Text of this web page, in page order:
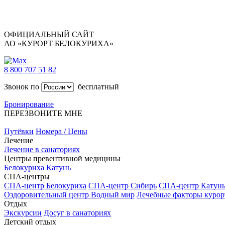
ОФИЦИАЛЬНЫЙ САЙТ
АО «КУРОРТ БЕЛОКУРИХА»
8 800 707 51 82
Звонок по
бесплатный
Бронирование
ПЕРЕЗВОНИТЕ МНЕ
Путёвки Номера / Цены
Лечение
Лечение в санаториях
Центры превентивной медицины
Белокуриха Катунь
СПА-центры
СПА-центр Белокуриха СПА-центр Сибирь СПА-центр Катунь
Оздоровительный центр Водный мир Лечебные факторы
Отдых
Экскурсии Досуг в санаториях
Детский отдых